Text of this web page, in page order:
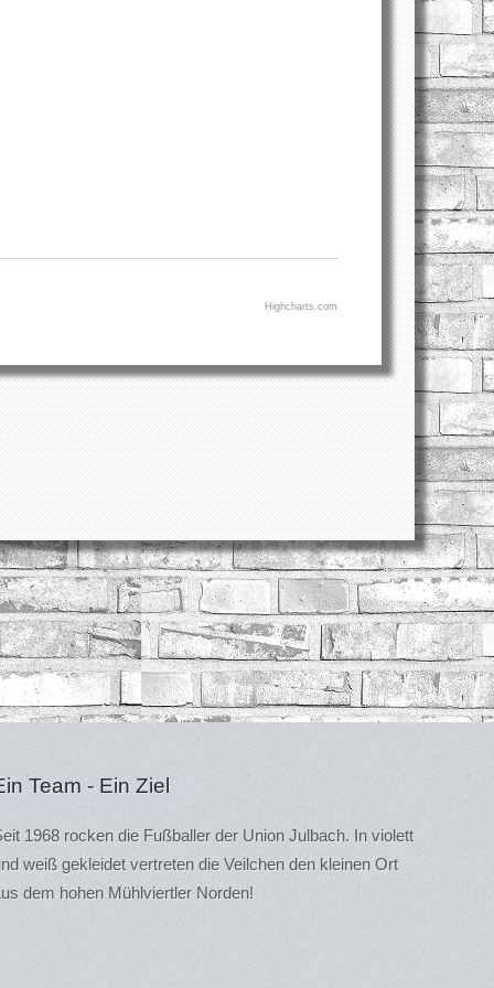
Highcharts.com
Team - Ein Ziel
1968 rocken die Fußballer der Union Julbach. In violett
weiß gekleidet vertreten die Veilchen den kleinen Ort
dem hohen Mühlviertler Norden!